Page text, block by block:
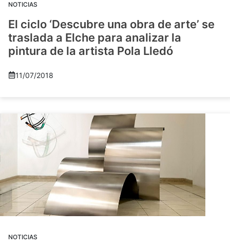
NOTICIAS
El ciclo ‘Descubre una obra de arte’ se
traslada a Elche para analizar la
pintura de la artista Pola Lledó
11/07/2018
NOTICIAS